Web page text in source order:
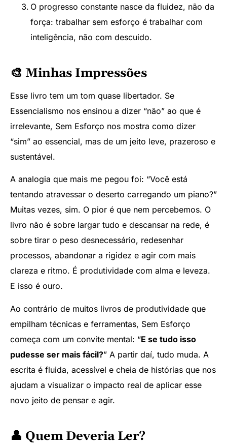
O progresso constante nasce da fluidez, não da
força: trabalhar sem esforço é trabalhar com
inteligência, não com descuido.
🎨 Minhas Impressões
Esse livro tem um tom quase libertador. Se
Essencialismo nos ensinou a dizer “não” ao que é
irrelevante, Sem Esforço nos mostra como dizer
“sim” ao essencial, mas de um jeito leve, prazeroso e
sustentável.
A analogia que mais me pegou foi: “Você está
tentando atravessar o deserto carregando um piano?”
Muitas vezes, sim. O pior é que nem percebemos. O
livro não é sobre largar tudo e descansar na rede, é
sobre tirar o peso desnecessário, redesenhar
processos, abandonar a rigidez e agir com mais
clareza e ritmo. É produtividade com alma e leveza.
E isso é ouro.
Ao contrário de muitos livros de produtividade que
empilham técnicas e ferramentas, Sem Esforço
começa com um convite mental: “E se tudo isso
pudesse ser mais fácil?” A partir daí, tudo muda. A
escrita é fluida, acessível e cheia de histórias que nos
ajudam a visualizar o impacto real de aplicar esse
novo jeito de pensar e agir.
👤 Quem Deveria Ler?